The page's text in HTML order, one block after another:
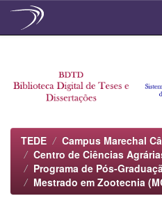
TEDE
Campus Marechal
Centro de Ciências
Programa de Pós-
Mestrado em Zootecnia